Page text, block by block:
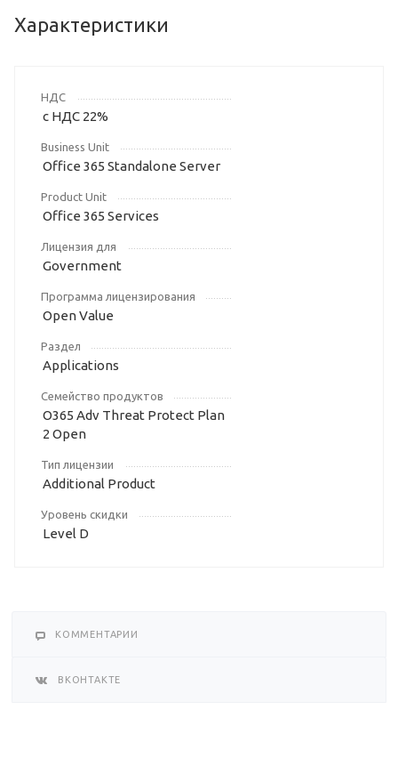
Характеристики
НДС
с НДС 22%
Business Unit
Office 365 Standalone Server
Product Unit
Office 365 Services
Лицензия для
Government
Программа лицензирования
Open Value
Раздел
Applications
Семейство продуктов
O365 Adv Threat Protect Plan
2 Open
Тип лицензии
Additional Product
Уровень скидки
Level D
КОММЕНТАРИИ
ВКОНТАКТЕ